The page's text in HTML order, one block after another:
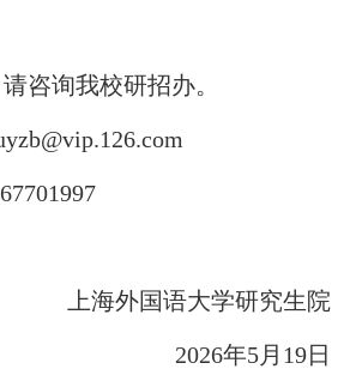
咨询我校研招办。
67701997
上海外国语大学研究生院
2026年5月 19日